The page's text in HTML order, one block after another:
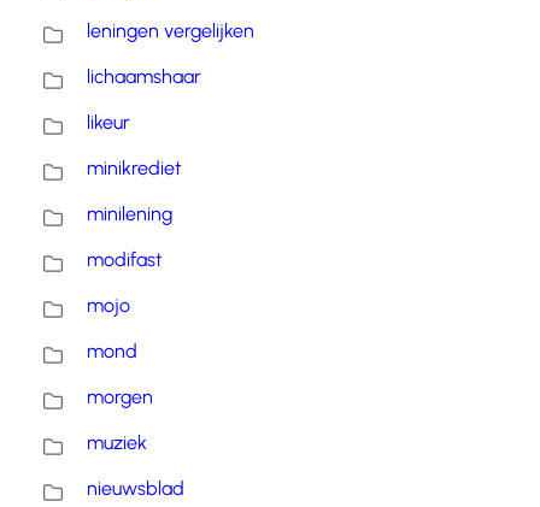
leningen vergelijken
lichaamshaar
likeur
minikrediet
minilening
modifast
mojo
mond
morgen
muziek
nieuwsblad